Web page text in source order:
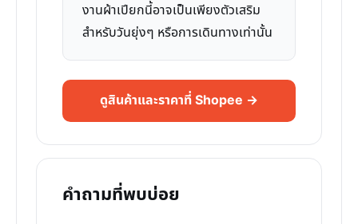
งานผ้าเปียกนี้อาจเป็นเพียงตัวเสริม
สำหรับวันยุ่งๆ หรือการเดินทางเท่านั้น
ดูสินค้าและราคาที่ Shopee →
คำถามที่พบบ่อย